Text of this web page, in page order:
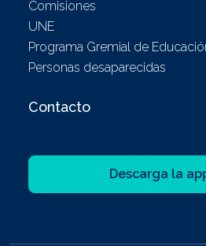
Comisiones
UNE
Programa Gremial de
Personas desaparecidas
Contacto
Descarga la